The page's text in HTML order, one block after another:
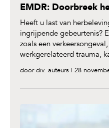
EMDR: Doorbreek
Heeft u last van
ingrijpende gebeurtenis?
zoals een
werkgerelateerd trauma,
door div. auteurs | 28